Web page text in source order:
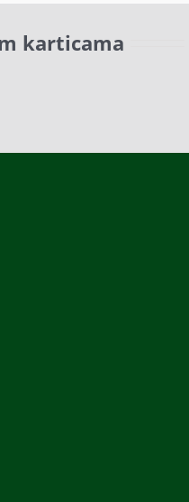
karticama